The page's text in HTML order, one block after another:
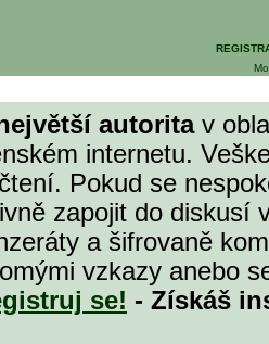
autoritav
internetu.
Pokud se
zapojit do diskusí
a šifrovaně
vzkazy anebo
se! - Získáš